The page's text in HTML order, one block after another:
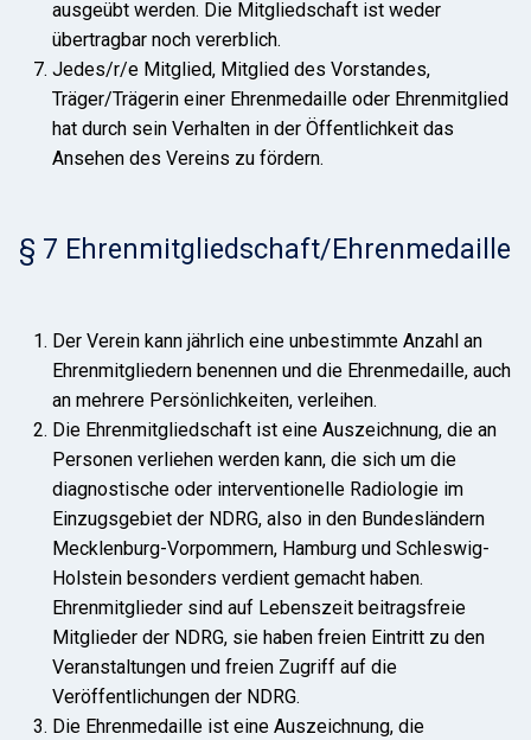
ausgeübt werden. Die Mitgliedschaft ist weder
übertragbar noch vererblich.
Jedes/r/e Mitglied, Mitglied des Vorstandes,
Träger/Trägerin einer Ehrenmedaille oder Ehrenmitglied
hat durch sein Verhalten in der Öffentlichkeit das
Ansehen des Vereins zu fördern.
§ 7 Ehrenmitgliedschaft/Ehrenmedaille
Der Verein kann jährlich eine unbestimmte Anzahl an
Ehrenmitgliedern benennen und die Ehrenmedaille, auch
an mehrere Persönlichkeiten, verleihen.
Die Ehrenmitgliedschaft ist eine Auszeichnung, die an
Personen verliehen werden kann, die sich um die
diagnostische oder interventionelle Radiologie im
Einzugsgebiet der NDRG, also in den Bundesländern
Mecklenburg-Vorpommern, Hamburg und Schleswig-
Holstein besonders verdient gemacht haben.
Ehrenmitglieder sind auf Lebenszeit beitragsfreie
Mitglieder der NDRG, sie haben freien Eintritt zu den
Veranstaltungen und freien Zugriff auf die
Veröffentlichungen der NDRG.
Die Ehrenmedaille ist eine Auszeichnung, die